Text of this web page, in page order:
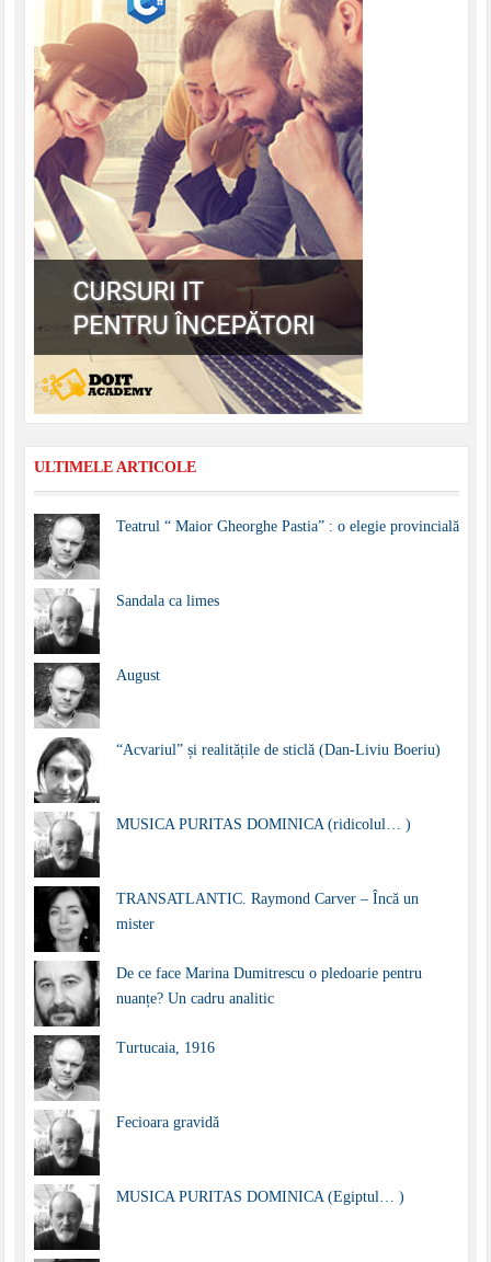
ULTIMELE ARTICOLE
Teatrul “ Maior Gheorghe Pastia” : o elegie provincială
Sandala ca limes
August
“Acvariul” și realitățile de sticlă (Dan-Liviu Boeriu)
MUSICA PURITAS DOMINICA (ridicolul… )
TRANSATLANTIC. Raymond Carver – Încă un
mister
De ce face Marina Dumitrescu o pledoarie pentru
nuanțe? Un cadru analitic
Turtucaia, 1916
Fecioara gravidă
MUSICA PURITAS DOMINICA (Egiptul… )